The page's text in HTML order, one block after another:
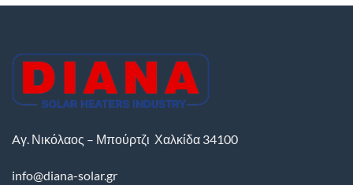
Aγ. Νικόλαος – Μπούρτζι Χαλκίδα 34100
info@diana-solar.gr